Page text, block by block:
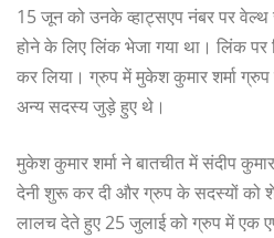
15 जून को उनके व्हाट्सएप नंबर पर
होने के लिए लिंक भेजा गया था। लिंक पर
कर लिया। ग्रुप में मुकेश कुमार शर्मा
अन्य सदस्य जुड़े हुए थे।
मुकेश कुमार शर्मा ने बातचीत में संदीप
देनी शुरू कर दी और ग्रुप के सदस्यों को
लालच देते हुए 25 जुलाई को ग्रुप में एक